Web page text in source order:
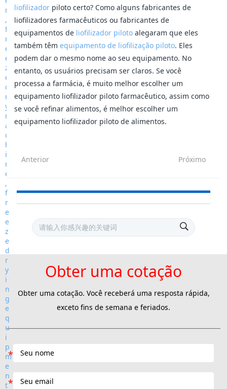
liofilizador piloto certo? Como alguns fabricantes de
liofilizadores farmacêuticos ou fabricantes de
equipamentos de liofilizador piloto alegaram que eles
também têmequipamento de liofilização piloto. Eles
podem dar o mesmo nome ao seu equipamento. No
entanto, os usuários precisam ser claros. Se você
processa a farmácia, é muito melhor escolher um
equipamento liofilizador piloto farmacêutico, assim como
se você refinar alimentos, é melhor escolher um
equipamento liofilizador piloto de alimentos.
Anterior Próximo
Obter uma cotação
Obter uma cotação. Você receberá uma resposta rápida,
exceto fins de semana e feriados.